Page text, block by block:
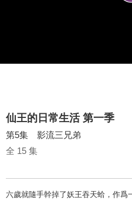
仙王的日常生活 第一季
第5集 影流三兄弟
全 15 集
六歲就隨手幹掉了妖王吞天蛤，作